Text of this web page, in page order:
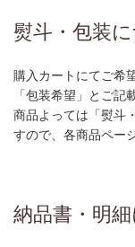
熨斗・包装
購入カートにてご希
「包装希望」とご記
商品よっては「熨斗
すので、各商品ペー
納品書・明